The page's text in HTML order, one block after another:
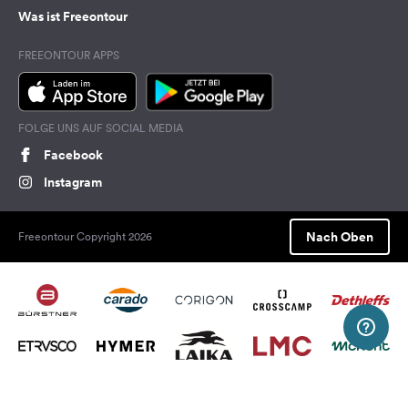
Was ist Freeontour
FREEONTOUR APPS
FOLGE UNS AUF SOCIAL MEDIA
Facebook
Instagram
Freeontour Copyright 2026 Nach Oben